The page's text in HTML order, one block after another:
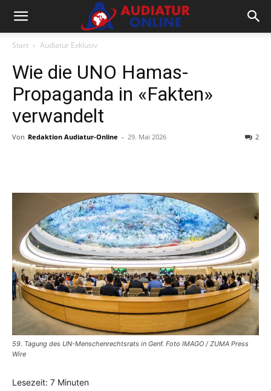
Start Audiatur Exklusiv
Wie die UNO Hamas-
Propaganda in «Fakten»
verwandelt
Von Redaktion Audiatur-Online - 29. Mai 2026 2
59. Tagung des UN-Menschenrechtsrats in Genf. Foto IMAGO / ZUMA Press
Wire
Lesezeit: 7 Minuten